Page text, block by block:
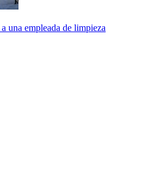
una empleada de limpieza